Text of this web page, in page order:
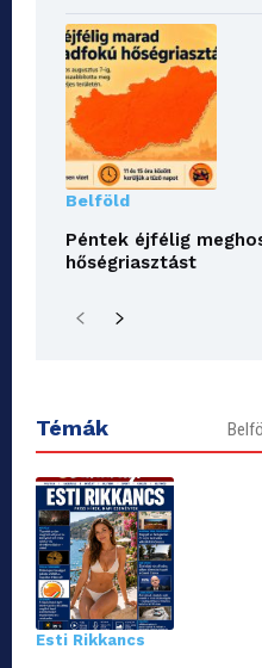
Belföld
Péntek éjfélig
hőségriasztást
Témák
Esti Rikkancs